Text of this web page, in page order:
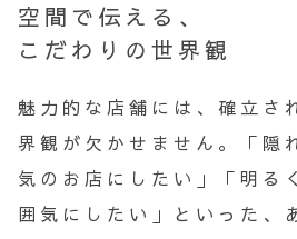
空間で伝える、
こだわりの世界観
魅力的な店舗には、確立さ
界観が欠かせません。「隠
気のお店にしたい」「明る
囲気にしたい」といった、